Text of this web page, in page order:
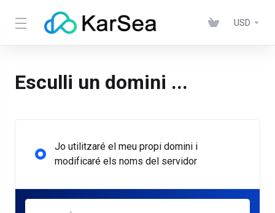
USD
Esculli un domini ...
Jo utilitzaré el meu propi domini i
modificaré els noms del servidor